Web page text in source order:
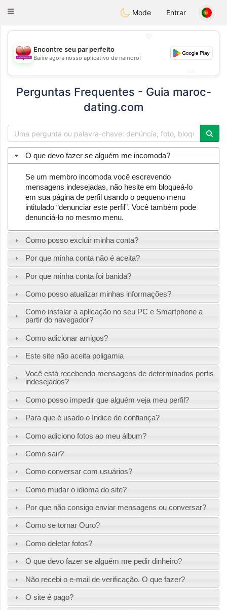
Maroc Dating
Toggle
Mode Entrar
💖
💕
Encontre seu par perfeito
Baixe agora nosso aplicativo de namoro!
Perguntas Frequentes - Guia maroc-
dating.com
O que devo fazer se alguém me incomoda?
Se um membro incomoda você escrevendo
mensagens indesejadas, não hesite em bloqueá-lo
em sua página de perfil usando o pequeno menu
intitulado “denunciar este perfil”. Você também pode
denunciá-lo no mesmo menu.
Como posso excluir minha conta?
Por que minha conta não é aceita?
Por que minha conta foi banida?
Como posso atualizar minhas informações?
Como instalar a aplicação no seu PC e Smartphone a
partir do navegador?
Como adicionar amigos?
Este site não aceita poligamia
Você está recebendo mensagens de determinados perfis
indesejados?
Como posso impedir que alguém veja meu perfil?
Para que é usado o índice de confiança?
Como adiciono fotos ao meu álbum?
Como sair?
Como conversar com usuários?
Como mudar o idioma do site?
Por que não consigo enviar mensagens ou conversar?
Como se tornar Ouro?
Como deletar fotos?
O que devo fazer se alguém me pedir dinheiro?
Não recebi o e-mail de verificação. O que fazer?
O site é pago?